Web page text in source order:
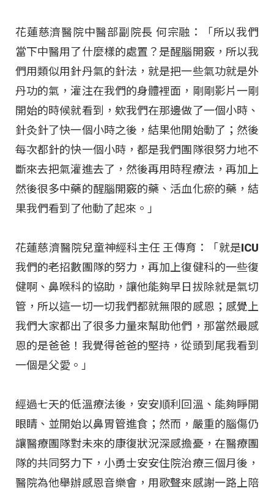
花蓮慈濟醫院中醫部副院長 何宗融：「所以我們
當下中醫用了什麼樣的處置？是醒腦開竅，所以我
們用類似用針丹氣的針法，就是把一些氣功就是外
丹功的氣，灌注在我們的身體裡面，剛剛影片一剛
開始的時候就看到，欸我們在那邊做了一個小時、
針灸針了快一個小時之後，結果他開始動了；然後
每次都針的快一個小時，都是我們團隊很努力地不
斷來去把氣灌進去了，然後再用時程療法，再加上
然後很多中藥的醒腦開竅的藥、活血化瘀的藥，結
果我們看到了他動了起來。」
花蓮慈濟醫院兒童神經科主任 王傳育：「就是ICU
我們的老招數團隊的努力，再加上復健科的一些復
健啊、鼻喉科的協助，讓他能夠早日拔除就是氣切
管，所以這一切一切我們都就無限的感恩；感覺上
我們大家都出了很多力量來幫助他們，那當然最感
恩的是爸爸！我覺得爸爸的堅持，從頭到尾我看到
一個是父愛。」
經過七天的低溫療法後，安安順利回溫、能夠睜開
眼睛、並開始以鼻胃管進食；然而，嚴重的腦傷仍
讓醫療團隊對未來的康復狀況深感擔憂，在醫療團
隊的共同努力下，小勇士安安住院治療三個月後，
醫院為他舉辦感恩音樂會，用歌聲來感謝一路上陪